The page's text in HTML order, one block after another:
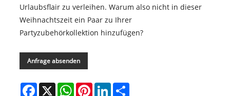
Urlaubsflair zu verleihen. Warum also nicht in dieser
Weihnachtszeit ein Paar zu Ihrer
Partyzubehörkollektion hinzufügen?
Anfrage absenden
Facebook
X WhatsAppPinterestLinkedInShare